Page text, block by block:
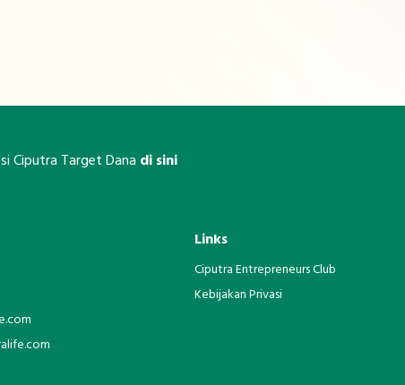
Ciputra Target Dana di sini
Links
Ciputra Entrepreneurs Club
Kebijakan Privasi